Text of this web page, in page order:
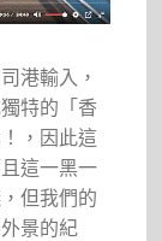
港輸入，
特的「香
，因此這
這一黑一
但我們的
景的紀